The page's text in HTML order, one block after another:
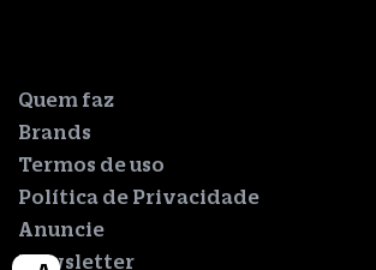
Quem faz
Brands
Termos de uso
Política de Privacidade
Anuncie
Newsletter